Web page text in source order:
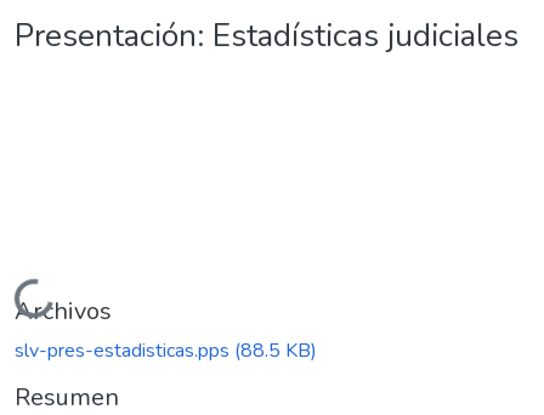
Presentación: Estadísticas judiciales
Cargando...
Archivos
slv-pres-estadisticas.pps (88.5 KB)
Resumen